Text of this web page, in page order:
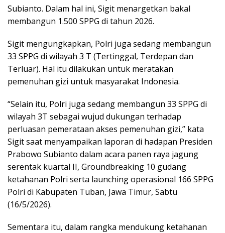
Subianto. Dalam hal ini, Sigit menargetkan bakal
membangun 1.500 SPPG di tahun 2026.
Sigit mengungkapkan, Polri juga sedang membangun
33 SPPG di wilayah 3 T (Tertinggal, Terdepan dan
Terluar). Hal itu dilakukan untuk meratakan
pemenuhan gizi untuk masyarakat Indonesia.
“Selain itu, Polri juga sedang membangun 33 SPPG di
wilayah 3T sebagai wujud dukungan terhadap
perluasan pemerataan akses pemenuhan gizi,” kata
Sigit saat menyampaikan laporan di hadapan Presiden
Prabowo Subianto dalam acara panen raya jagung
serentak kuartal II, Groundbreaking 10 gudang
ketahanan Polri serta launching operasional 166 SPPG
Polri di Kabupaten Tuban, Jawa Timur, Sabtu
(16/5/2026).
Sementara itu, dalam rangka mendukung ketahanan